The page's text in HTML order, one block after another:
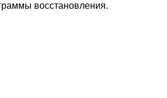
восстановления.